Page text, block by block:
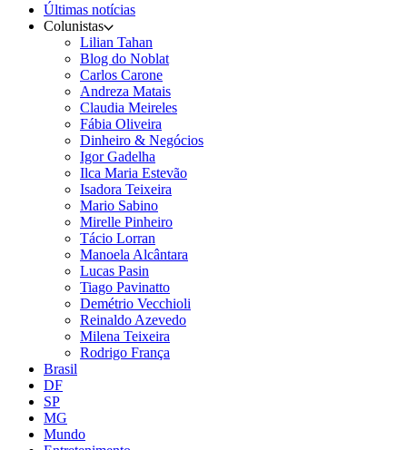
Últimas notícias
Colunistas
Lilian Tahan
Blog do Noblat
Carlos Carone
Andreza Matais
Claudia Meireles
Fábia Oliveira
Dinheiro & Negócios
Igor Gadelha
Ilca Maria Estevão
Isadora Teixeira
Mario Sabino
Mirelle Pinheiro
Tácio Lorran
Manoela Alcântara
Lucas Pasin
Tiago Pavinatto
Demétrio Vecchioli
Reinaldo Azevedo
Milena Teixeira
Rodrigo França
Brasil
DF
SP
MG
Mundo